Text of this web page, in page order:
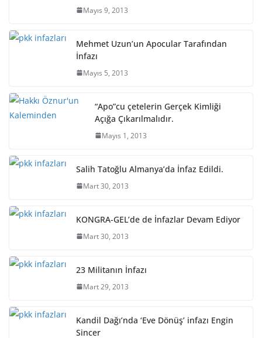
Mayıs 9, 2013
Mehmet Uzun’un Apocular Tarafından
İnfazı
Mayıs 5, 2013
“Apo”cu çetelerin Gerçek Kimliği
Açığa Çıkarılmalıdır.
Mayıs 1, 2013
Salih Tatoğlu Almanya’da İnfaz Edildi.
Mart 30, 2013
KONGRA-GEL’de de İnfazlar Devam Ediyor
Mart 30, 2013
23 Militanın İnfazı
Mart 29, 2013
Kandil Dağı’nda ‘Eve Dönüş’ infazı Engin
Sincer